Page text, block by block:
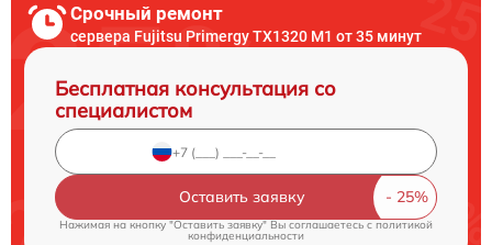
Срочный ремонт
сервера Fujitsu Primergy TX1320 M1 от 35 минут
Бесплатная консультация со
специалистом
Оставить заявку
Нажимая на кнопку "Оставить заявку" Вы соглашаетесь cполитикой
конфиденциальности